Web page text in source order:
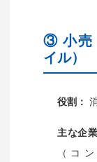
③ 小売
イル）
役割：
主な企業
（コ